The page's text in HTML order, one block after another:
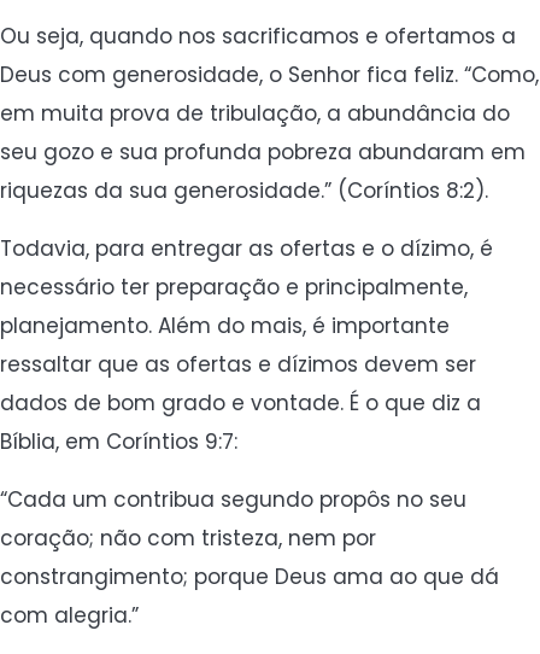
Ou seja, quando nos sacrificamos e ofertamos a
Deus com generosidade, o Senhor fica feliz. “Como,
em muita prova de tribulação, a abundância do
seu gozo e sua profunda pobreza abundaram em
riquezas da sua generosidade.” (Coríntios 8:2).
Todavia, para entregar as ofertas e o dízimo, é
necessário ter preparação e principalmente,
planejamento. Além do mais, é importante
ressaltar que as ofertas e dízimos devem ser
dados de bom grado e vontade. É o que diz a
Bíblia, em Coríntios 9:7:
“Cada um contribua segundo propôs no seu
coração; não com tristeza, nem por
constrangimento; porque Deus ama ao que dá
com alegria.”